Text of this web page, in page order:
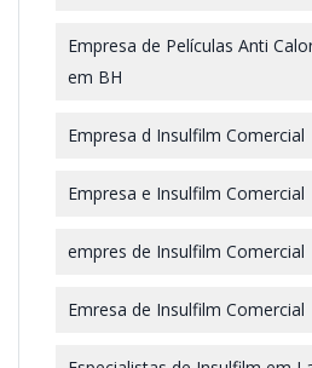
Empresa de Películas Anti
em BH
Empresa d Insulfilm Comercial
Empresa e Insulfilm Comercial
empres de Insulfilm Comercial
Emresa de Insulfilm Comercial